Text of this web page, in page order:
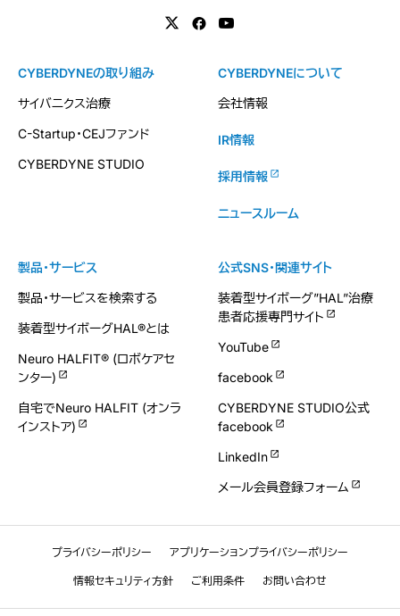
製品・サービス
製品・サービスを検索する
装着型サイボーグHAL®とは
Neuro HALFIT® (ロボケアセ
ンター)
自宅でNeuro HALFIT (オンラ
インストア)
CYBERDYNEの取り組み
サイバニクス治療
C-Startup・CEJファンド
CYBERDYNE STUDIO
CYBERDYNEについて
会社情報
IR情報
採用情報
ニュースルーム
公式SNS・関連サイト
装着型サイボーグ”HAL”治療
患者応援専門サイト
YouTube
facebook
CYBERDYNE STUDIO公式
facebook
LinkedIn
メール会員登録フォーム
プライバシーポリシー アプリケーションプライバシーポリシー
情報セキュリティ方針 ご利用条件 お問い合わせ